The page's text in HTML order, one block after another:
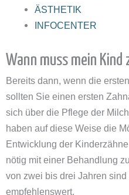
ÄSTHETIK
INFOCENTER
Wann muss mein Kind
Bereits dann, wenn die
sollten Sie einen ersten
sich über die Pflege der
haben auf diese Weise die
Entwicklung der
nötig mit einer Behandlung
von zwei bis drei Jahren
empfehlenswert.